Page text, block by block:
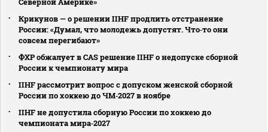
Крикунов — о решении IIHF продлить отстранение
России: «Думал, что молодежь допустят. Что‑то они
совсем перегибают»
ФХР обжалует в CAS решение IIHF о недопуске сборной
России к чемпионату мира
IIHF рассмотрит вопрос с допуском женской сборной
России по хоккею до ЧМ‑2027 в ноябре
IIHF не допустила сборную России по хоккею до
чемпионата мира‑2027